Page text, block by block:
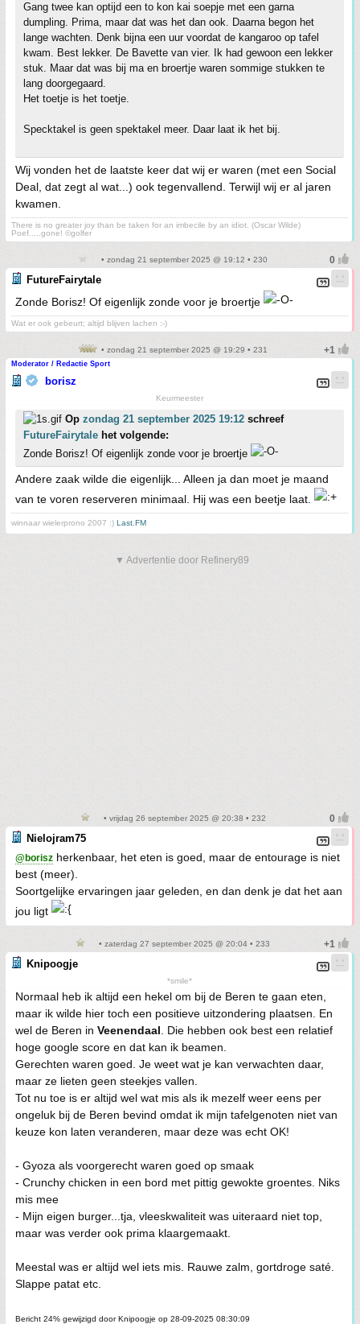
Gang twee kan optijd een to kon kai soepje met een garna
dumpling. Prima, maar dat was het dan ook. Daarna begon het
lange wachten. Denk bijna een uur voordat de kangaroo op tafel
kwam. Best lekker. De Bavette van vier. Ik had gewoon een lekker
stuk. Maar dat was bij ma en broertje waren sommige stukken te
lang doorgegaard.
Het toetje is het toetje.
Specktakel is geen spektakel meer. Daar laat ik het bij.
Wij vonden het de laatste keer dat wij er waren (met een Social
Deal, dat zegt al wat...) ook tegenvallend. Terwijl wij er al jaren
kwamen.
There is no greater joy than be taken for an imbecile by an idiot. (Oscar Wilde)
Poef.....gone! ©golfer
• zondag 21 september 2025 @ 19:12 • 230
FutureFairytale
Zonde Borisz! Of eigenlijk zonde voor je broertje
Wat er ook gebeurt; altijd blijven lachen :-)
• zondag 21 september 2025 @ 19:29 • 231
Moderator / Redactie Sport
borisz
Keurmeester
Op zondag 21 september 2025 19:12 schreef
FutureFairytale het volgende:
Zonde Borisz! Of eigenlijk zonde voor je broertje
Andere zaak wilde die eigenlijk... Alleen ja dan moet je maand
van te voren reserveren minimaal. Hij was een beetje laat.
winnaar wielerprono 2007 :) Last.FM
▼ Advertentie door Refinery89
• vrijdag 26 september 2025 @ 20:38 • 232
Nielojram75
@borisz herkenbaar, het eten is goed, maar de entourage is niet
best (meer).
Soortgelijke ervaringen jaar geleden, en dan denk je dat het aan
jou ligt
• zaterdag 27 september 2025 @ 20:04 • 233
Knipoogje
*smile*
Normaal heb ik altijd een hekel om bij de Beren te gaan eten,
maar ik wilde hier toch een positieve uitzondering plaatsen. En
wel de Beren in Veenendaal . Die hebben ook best een relatief
hoge google score en dat kan ik beamen.
Gerechten waren goed. Je weet wat je kan verwachten daar,
maar ze lieten geen steekjes vallen.
Tot nu toe is er altijd wel wat mis als ik mezelf weer eens per
ongeluk bij de Beren bevind omdat ik mijn tafelgenoten niet van
keuze kon laten veranderen, maar deze was echt OK!
- Gyoza als voorgerecht waren goed op smaak
- Crunchy chicken in een bord met pittig gewokte groentes. Niks
mis mee
- Mijn eigen burger...tja, vleeskwaliteit was uiteraard niet top,
maar was verder ook prima klaargemaakt.
Meestal was er altijd wel iets mis. Rauwe zalm, gortdroge saté.
Slappe patat etc.
Bericht 24% gewijzigd door Knipoogje op 28-09-2025 08:30:09